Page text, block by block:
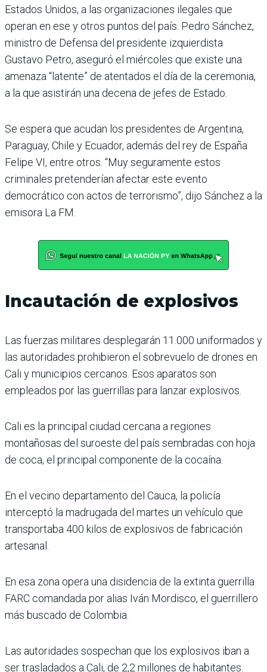
Estados Unidos, a las organizaciones ilegales que
operan en ese y otros puntos del país. Pedro Sánchez,
ministro de Defensa del presidente izquierdista
Gustavo Petro, aseguró el miércoles que existe una
amenaza “latente” de atentados el día de la ceremonia,
a la que asistirán una decena de jefes de Estado.
Se espera que acudan los presidentes de Argentina,
Paraguay, Chile y Ecuador, además del rey de España
Felipe VI, entre otros. “Muy seguramente estos
criminales pretenderían afectar este evento
democrático con actos de terrorismo”, dijo Sánchez a la
emisora La FM.
Incautación de explosivos
Las fuerzas militares desplegarán 11.000 uniformados y
las autoridades prohibieron el sobrevuelo de drones en
Cali y municipios cercanos. Esos aparatos son
empleados por las guerrillas para lanzar explosivos.
Cali es la principal ciudad cercana a regiones
montañosas del suroeste del país sembradas con hoja
de coca, el principal componente de la cocaína.
En el vecino departamento del Cauca, la policía
interceptó la madrugada del martes un vehículo que
transportaba 400 kilos de explosivos de fabricación
artesanal.
En esa zona opera una disidencia de la extinta guerrilla
FARC comandada por alias Iván Mordisco, el guerrillero
más buscado de Colombia.
Las autoridades sospechan que los explosivos iban a
ser trasladados a Cali, de 2,2 millones de habitantes.